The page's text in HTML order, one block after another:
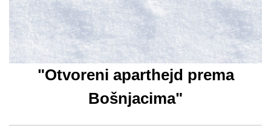
"Otvoreni aparthejd prema
Bošnjacima"